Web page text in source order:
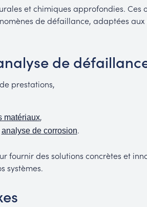
et chimiques approfondies. Ces
de défaillance, adaptées
de
prestations,
matériaux,
analyse de corrosion.
fournir des solutions concrètes et
systèmes.